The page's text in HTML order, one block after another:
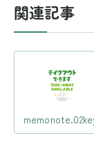
関連記事